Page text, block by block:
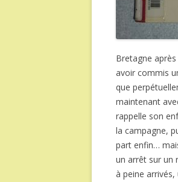
Bretagne
avoir commis
que
maintenant
rappelle son
la campagne,
part enfin…
un arrêt sur un
à peine arrivés,